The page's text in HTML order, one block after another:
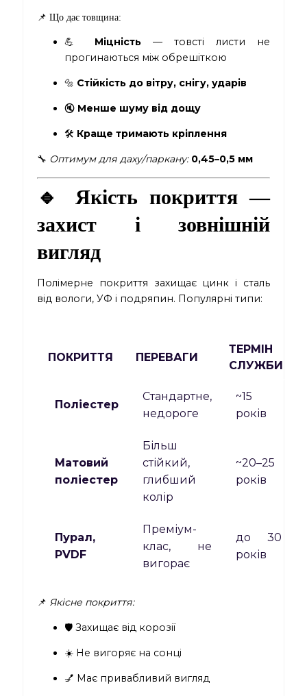
📌 Що дає товщина:
💪 Міцність — товсті листи не
прогинаються між обрешіткою
🔩 Стійкість до вітру, снігу, ударів
🔇 Менше шуму від дощу
🛠 Краще тримають кріплення
🔧 Оптимум для даху/паркану: 0,45–0,5 мм
🔹 Якість покриття —
захист і зовнішній
вигляд
Полімерне покриття захищає цинк і сталь
від вологи, УФ і подряпин. Популярні типи:
ПОКРИТТЯ ПЕРЕВАГИ
ТЕРМІН
СЛУЖБИ
Поліестер
Стандартне,
недороге
~15
років
Матовий
поліестер
Більш
стійкий,
глибший
колір
~20–25
років
Пурал,
PVDF
Преміум-
клас, не
вигорає
до 30
років
📌 Якісне покриття:
🛡 Захищає від корозії
☀️ Не вигоряє на сонці
💅 Має привабливий вигляд